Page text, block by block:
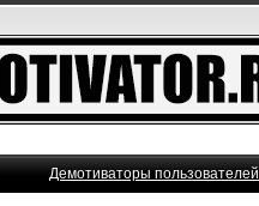
Демотиваторы